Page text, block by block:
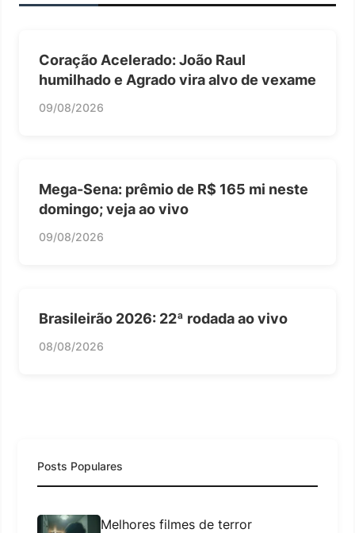
Coração Acelerado: João Raul
humilhado e Agrado vira alvo de vexame
09/08/2026
Mega-Sena: prêmio de R$ 165 mi neste
domingo; veja ao vivo
09/08/2026
Brasileirão 2026: 22ª rodada ao vivo
08/08/2026
Posts Populares
Melhores filmes de terror